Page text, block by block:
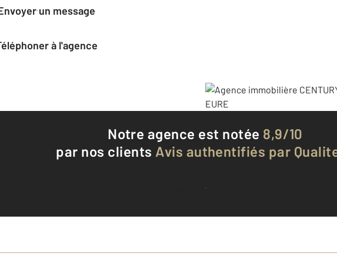
Envoyer un message
Téléphoner à l'agence
Notre agence est notée 8,9/10
par nos clients Avis authentifiés par
Voir tous les avis clients